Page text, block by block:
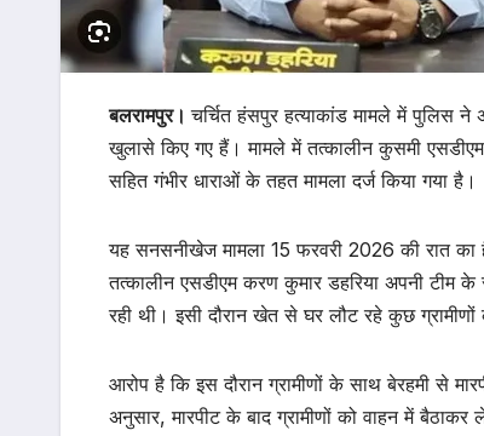
बलरामपुर।चर्चित हंसपुर हत्याकांड मामले में पुलिस
खुलासे किए गए हैं। मामले में तत्कालीन कुसमी एसडीएम
सहित गंभीर धाराओं के तहत मामला दर्ज किया गया है।
यह सनसनीखेज मामला 15 फरवरी 2026 की रात
तत्कालीन एसडीएम करण कुमार डहरिया अपनी टीम
रही थी। इसी दौरान खेत से घर लौट रहे कुछ ग्रामीणों
आरोप है कि इस दौरान ग्रामीणों के साथ बेरहमी से
अनुसार, मारपीट के बाद ग्रामीणों को वाहन में